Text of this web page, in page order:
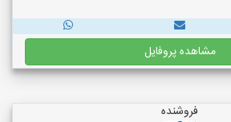
مشاهده پروفایل
فروشنده